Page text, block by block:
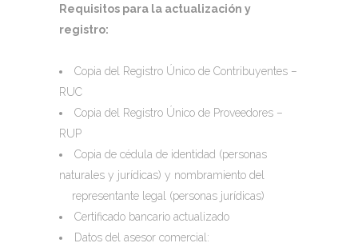
Requisitos para la actualización y
registro:
Copia del Registro Único de Contribuyentes –
RUC
Copia del Registro Único de Proveedores –
RUP
Copia de cédula de identidad (personas
naturales y jurídicas) y nombramiento del
representante legal (personas jurídicas)
Certificado bancario actualizado
Datos del asesor comercial: